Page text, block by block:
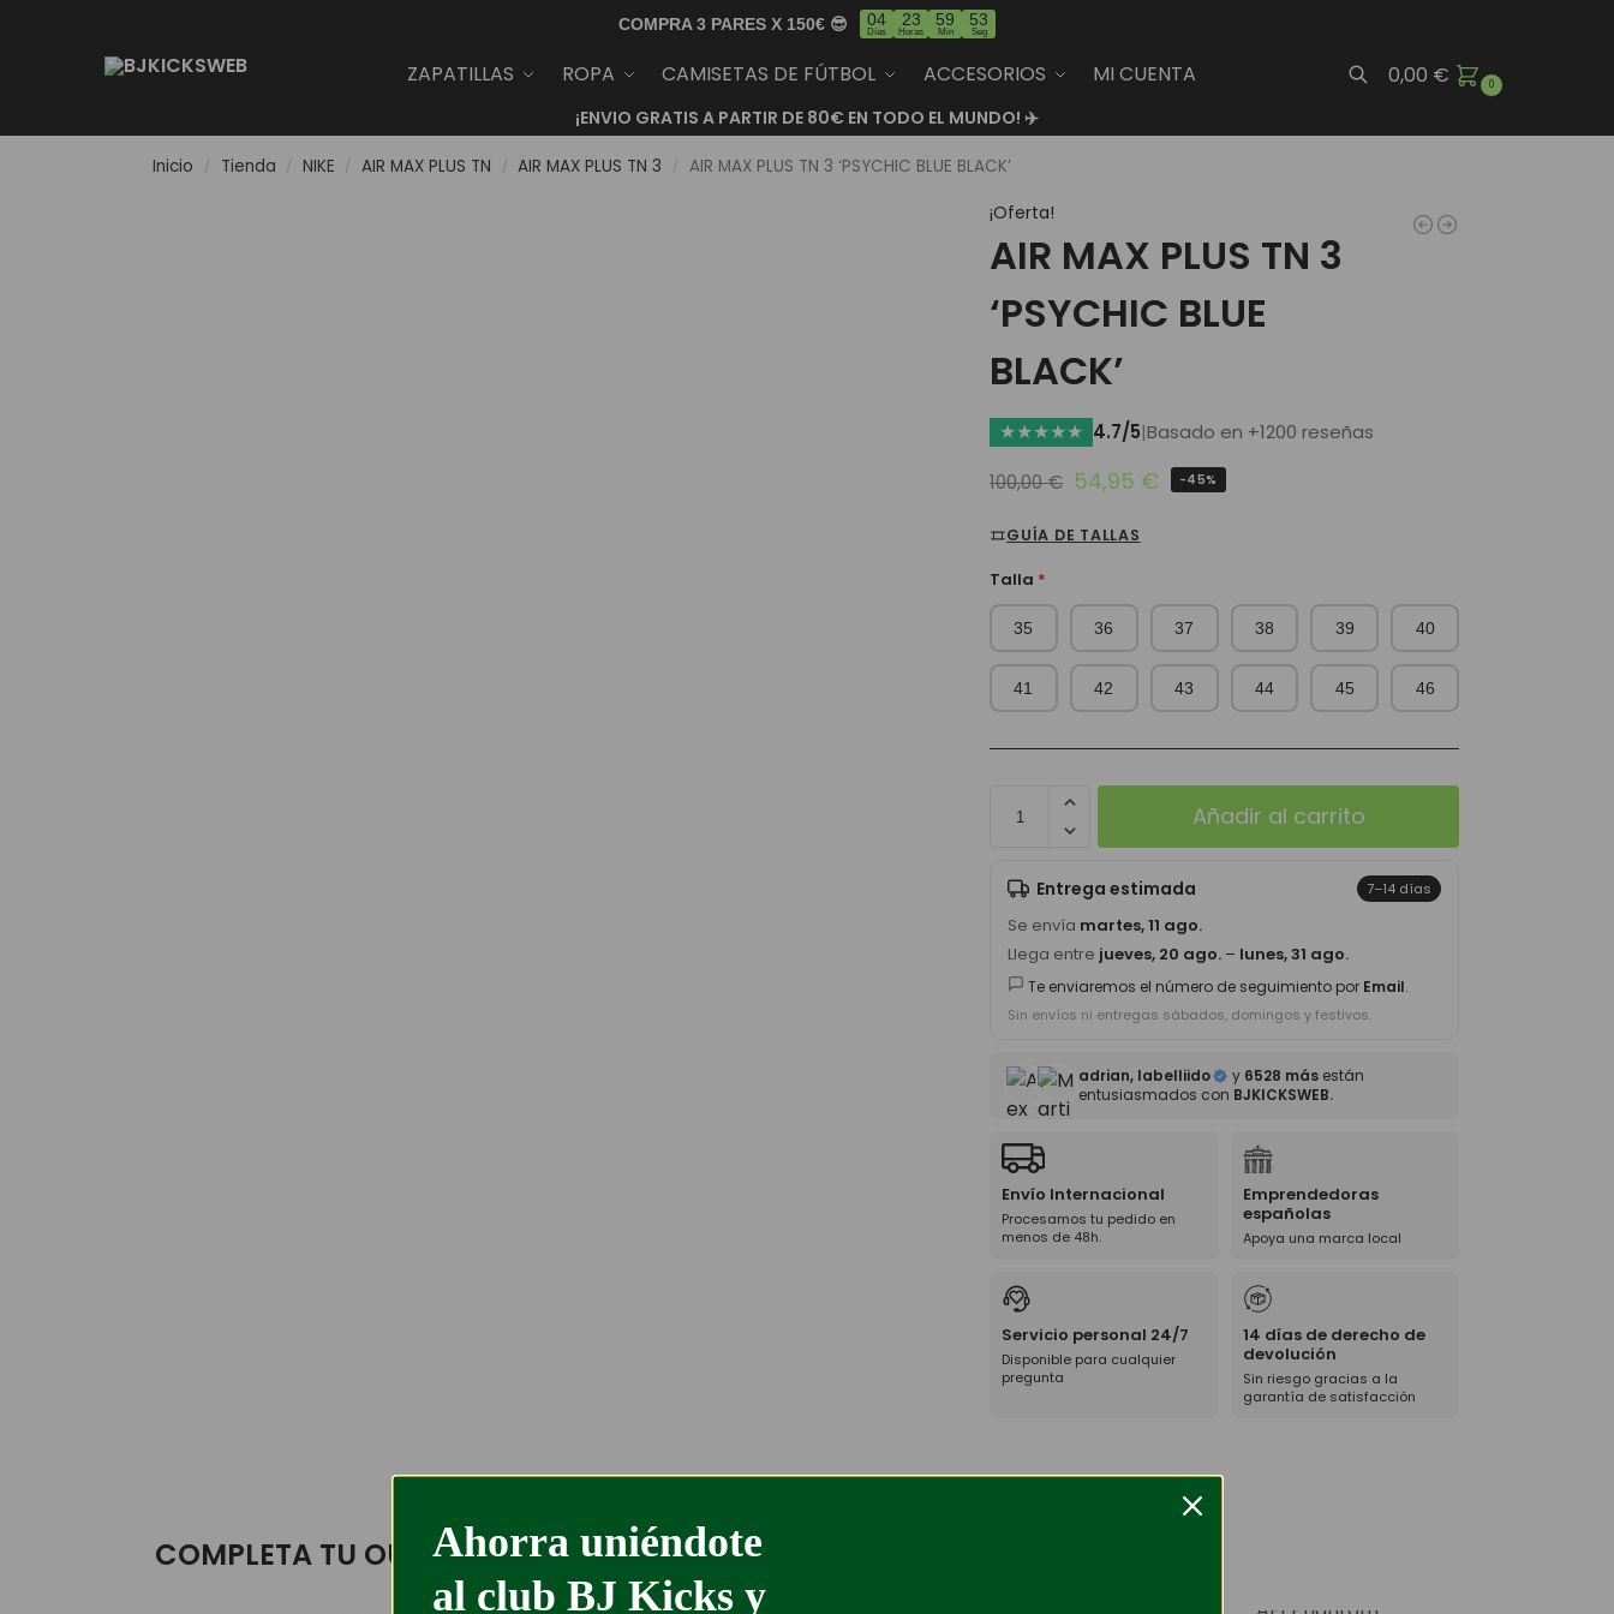
COMPRA 3 PARES X 150€ 😎 04
Días
23
Horas
59
Min
52
Seg
ZAPATILLAS ROPA CAMISETAS DE FÚTBOL ACCESORIOS MI CUENTA 0,00 € 0
¡ENVIO GRATIS A PARTIR DE 80€ EN TODO EL MUNDO! ✈️
Inicio / Tienda / NIKE / AIR MAX PLUS TN / AIR MAX PLUS TN 3 / AIR MAX PLUS TN 3 ‘PSYCHIC BLUE BLACK’
¡Oferta!
AIR MAX PLUS TN 3
‘PSYCHIC BLUE
BLACK’
★★★★★ 4.7/5|Basado en +1200 reseñas
100,00€ 54,95 € -45%
GUÍA DE TALLAS
Talla *
35 36 37 38 39 40
41 42 43 44 45 46
Añadir al carrito
Entrega estimada 7–14 días
Se envía martes, 11 ago.
Llega entre jueves, 20 ago. – lunes, 31 ago.
Te enviaremos el número de seguimiento por Email.
Sin envíos ni entregas sábados, domingos y festivos.
adrian, labelliido y 6528 más están
entusiasmados con BJKICKSWEB.
Envío Internacional
Procesamos tu pedido en
menos de 48h.
Emprendedoras
españolas
Apoya una marca local
Servicio personal 24/7
Disponible para cualquier
pregunta
14 días de derecho de
devolución
Sin riesgo gracias a la
garantía de satisfacción
COMPLETA TU OUTFITAhorra uniéndote
al club BJ Kicks y